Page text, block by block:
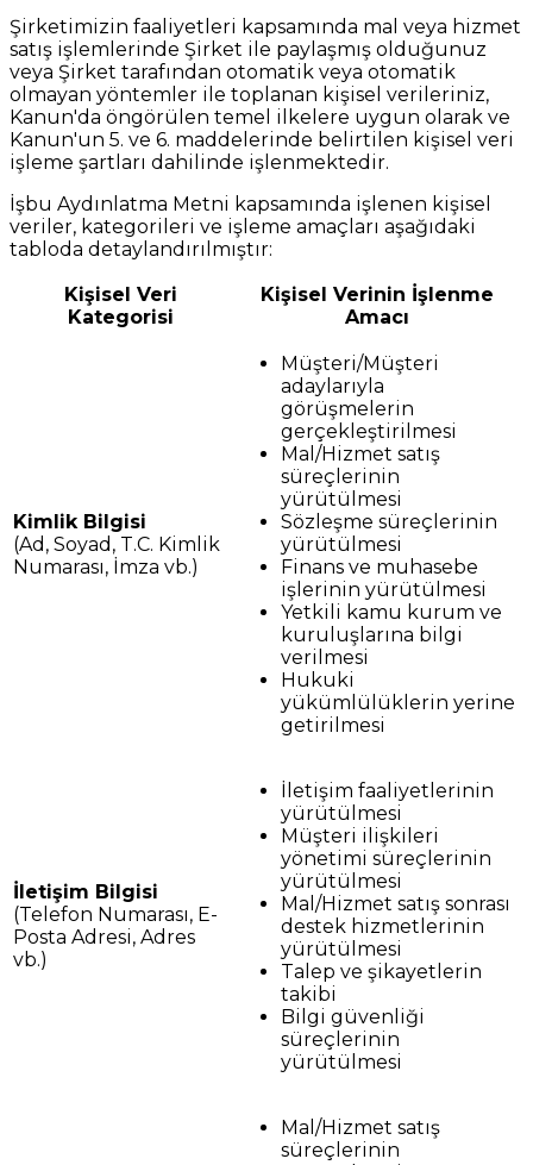
Şirketimizin faaliyetleri kapsamında mal veya hizmet
satış işlemlerinde Şirket ile paylaşmış olduğunuz
veya Şirket tarafından otomatik veya otomatik
olmayan yöntemler ile toplanan kişisel verileriniz,
Kanun'da öngörülen temel ilkelere uygun olarak ve
Kanun'un 5. ve 6. maddelerinde belirtilen kişisel veri
işleme şartları dahilinde işlenmektedir.
İşbu Aydınlatma Metni kapsamında işlenen kişisel
veriler, kategorileri ve işleme amaçları aşağıdaki
tabloda detaylandırılmıştır:
Kişisel Veri
Kategorisi
Kişisel Verinin İşlenme
Amacı
Kimlik Bilgisi
(Ad, Soyad, T.C. Kimlik
Numarası, İmza vb.)
Müşteri/Müşteri
adaylarıyla
görüşmelerin
gerçekleştirilmesi
Mal/Hizmet satış
süreçlerinin
yürütülmesi
Sözleşme süreçlerinin
yürütülmesi
Finans ve muhasebe
işlerinin yürütülmesi
Yetkili kamu kurum ve
kuruluşlarına bilgi
verilmesi
Hukuki
yükümlülüklerin yerine
getirilmesi
İletişim Bilgisi
(Telefon Numarası, E-
Posta Adresi, Adres
vb.)
İletişim faaliyetlerinin
yürütülmesi
Müşteri ilişkileri
yönetimi süreçlerinin
yürütülmesi
Mal/Hizmet satış sonrası
destek hizmetlerinin
yürütülmesi
Talep ve şikayetlerin
takibi
Bilgi güvenliği
süreçlerinin
yürütülmesi
Mal/Hizmet satış
süreçlerinin